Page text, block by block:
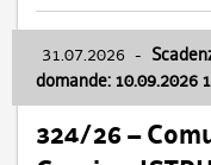
31.07.2026 -
domande: 10.09.2026
324/26 –